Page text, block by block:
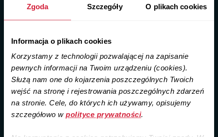
Zgoda Szczegóły O plikach cookies
Informacja o plikach cookies
Korzystamy z technologii pozwalającej na zapisanie
pewnych informacji na Twoim urządzeniu (cookies).
Służą nam one do kojarzenia poszczególnych Twoich
wejść na stronę i rejestrowania poszczególnych zdarzeń
na stronie. Cele, do których ich używamy, opisujemy
szczegółowo w polityce prywatności.
Rekuperatory w Koszalinie
Sprawdź, jakie pytania o rekuperację najczęściej zadają
Koszalin wentylacja – Kiedy planować montaż systemu
rekuperacji?
Koszalin wentylacja mechaniczna – na czym polega